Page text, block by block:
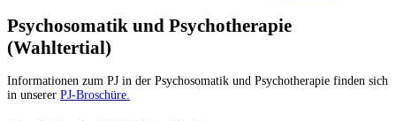
Psychosomatik und Psychotherapie
(Wahltertial)
Informationen zum PJ in der Psychosomatik und Psychotherapie finden sich
in unserer PJ-Broschüre.